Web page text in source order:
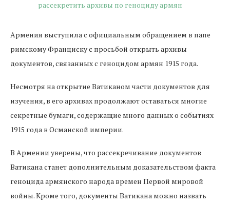
Армения выступила с официальным обращением в папе
римскому Франциску с просьбой открыть архивы
документов, связанных с геноцидом армян 1915 года.
Несмотря на открытие Ватиканом части документов для
изучения, в его архивах продолжают оставаться многие
секретные бумаги, содержащие много данных о событиях
1915 года в Османской империи.
В Армении уверены, что рассекречивание документов
Ватикана станет дополнительным доказательством факта
геноцида армянского народа времен Первой мировой
войны. Кроме того, документы Ватикана можно назвать